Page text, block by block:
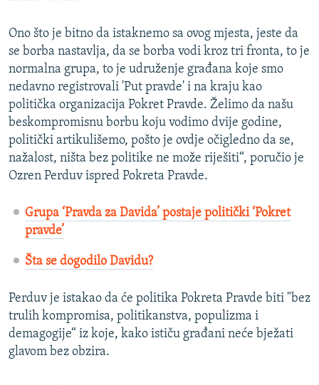
Ono što je bitno da istaknemo sa ovog mjesta, jeste da
se borba nastavlja, da se borba vodi kroz tri fronta, to je
normalna grupa, to je udruženje građana koje smo
nedavno registrovali 'Put pravde' i na kraju kao
politička organizacija Pokret Pravde. Želimo da našu
beskompromisnu borbu koju vodimo dvije godine,
politički artikulišemo, pošto je ovdje očigledno da se,
nažalost, ništa bez politike ne može riješiti“, poručio je
Ozren Perduv ispred Pokreta Pravde.
Grupa ‘Pravda za Davida’ postaje politički ‘Pokret
pravde’
Šta se dogodilo Davidu?
Perduv je istakao da će politika Pokreta Pravde biti "bez
trulih kompromisa, politikanstva, populizma i
demagogije“ iz koje, kako ističu građani neće bježati
glavom bez obzira.